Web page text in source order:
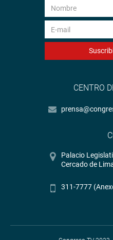
CENTRO
Palacio
Cercado de
311-7777